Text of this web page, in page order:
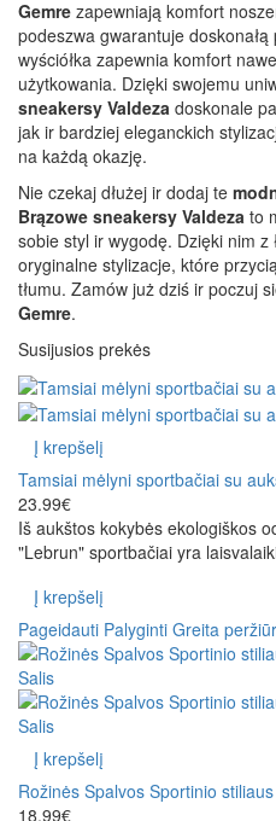
Gemre zapewniają komfort
podeszwa gwarantuje
wyściółka zapewnia komfort
użytkowania. Dzięki swojemu
sneakersy Valdeza doskonale
jak ir bardziej eleganckich
na każdą okazję.
Nie czekaj dłużej ir dodaj te
Brązowe sneakersy Valdeza to
sobie styl ir wygodę. Dzięki nim
oryginalne stylizacje, które
tłumu. Zamów już dziś ir poczuj
Gemre.
Susijusios prekės
Į krepšelį
Tamsiai mėlyni sportbačiai su
23.99€
Iš aukštos kokybės ekologiškos
"Lebrun" sportbačiai yra
Į krepšelį
Pageidauti Palyginti Greita
Į krepšelį
Rožinės Spalvos Sportinio
18.99€